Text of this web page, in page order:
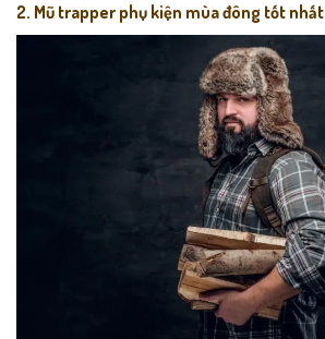
2. Mũ trapper phụ kiện mùa đông tốt nhất